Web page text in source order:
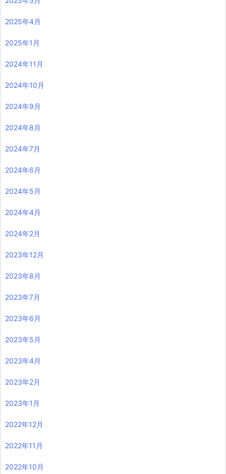
2025年4月
2025年1月
2024年11月
2024年10月
2024年9月
2024年8月
2024年7月
2024年6月
2024年5月
2024年4月
2024年2月
2023年12月
2023年8月
2023年7月
2023年6月
2023年5月
2023年4月
2023年2月
2023年1月
2022年12月
2022年11月
2022年10月